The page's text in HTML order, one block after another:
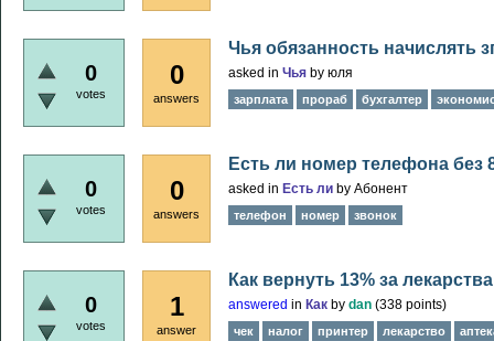
0
votes
0
answers
Чья обязанность начислять
asked in Чья by юля
зарплата прораб бухгалтер
0
votes
0
answers
Есть ли номер телефона без
asked in Есть ли by Абонент
телефон номер звонок
0
votes
1
answer
Как вернуть 13% за лекарства
answered in Как by dan (338 points)
чек налог принтер лекарство